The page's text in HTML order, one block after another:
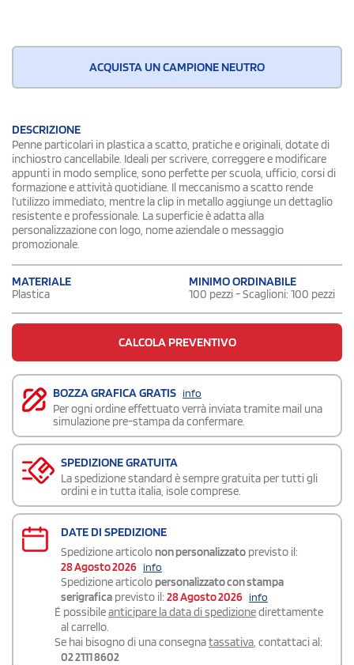
ACQUISTA UN CAMPIONE NEUTRO
DESCRIZIONE
Penne particolari in plastica a scatto, pratiche e originali, dotate di
inchiostro cancellabile. Ideali per scrivere, correggere e modificare
appunti in modo semplice, sono perfette per scuola, ufficio, corsi di
formazione e attività quotidiane. Il meccanismo a scatto rende
l’utilizzo immediato, mentre la clip in metallo aggiunge un dettaglio
resistente e professionale. La superficie è adatta alla
personalizzazione con logo, nome aziendale o messaggio
promozionale.
MATERIALE
Plastica
MINIMO ORDINABILE
100 pezzi - Scaglioni: 100 pezzi
CALCOLA PREVENTIVO
BOZZA GRAFICA GRATIS info
Per ogni ordine effettuato verrà inviata tramite mail una
simulazione pre-stampa da confermare.
SPEDIZIONE GRATUITA
La spedizione standard è sempre gratuita per tutti gli
ordini e in tutta italia, isole comprese.
DATE DI SPEDIZIONE
Spedizione articolo non personalizzato previsto il:
28 Agosto 2026 info
Spedizione articolo personalizzato con stampa
serigrafica previsto il: 28 Agosto 2026 info
É possibileanticipare la data di spedizionedirettamente
al carrello.
Se hai bisogno di una consegnatassativa, contattaci al:
02 2111 8602